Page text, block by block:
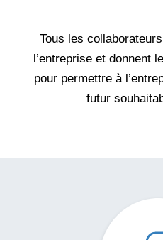
Tous les
l’entreprise et donnent
pour permettre à
futur